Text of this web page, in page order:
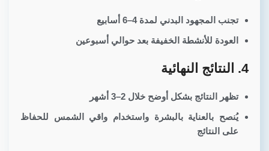
تجنب المجهود البدني لمدة 4–6 أسابيع
العودة للأنشطة الخفيفة بعد حوالي أسبوعين
4. النتائج النهائية
تظهر النتائج بشكل أوضح خلال 2–3 أشهر
يُنصح بالعناية بالبشرة واستخدام واقي الشمس للحفاظ
على النتائج